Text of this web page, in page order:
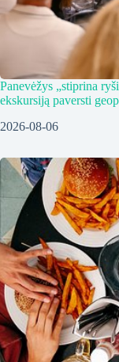
Panevėžys „stiprina
ekskursiją paversti
2026-08-06